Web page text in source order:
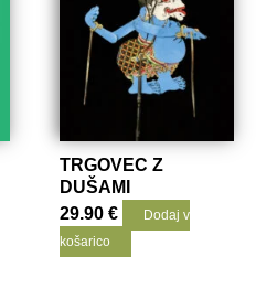
TRGOVEC Z
DUŠAMI
29.90€
Dodaj v
košarico